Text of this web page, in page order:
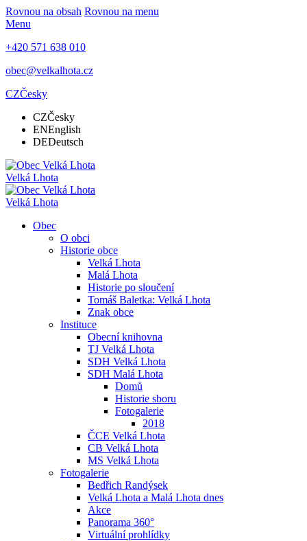
Rovnou na obsah Rovnou na menu
Menu
+420 571 638 010
obec@velkalhota.cz
CZČesky
CZČesky
ENEnglish
DEDeutsch
Velká Lhota
Velká Lhota
Obec
O obci
Historie obce
Velká Lhota
Malá Lhota
Historie po sloučení
Tomáš Baletka: Velká Lhota
Znak obce
Instituce
Obecní knihovna
TJ Velká Lhota
SDH Velká Lhota
SDH Malá Lhota
Domů
Historie sboru
Fotogalerie
2018
ČCE Velká Lhota
CB Velká Lhota
MS Velká Lhota
Fotogalerie
Bedřich Randýsek
Velká Lhota a Malá Lhota dnes
Akce
Panorama 360°
Virtuální prohlídky